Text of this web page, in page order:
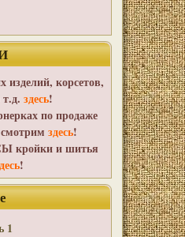
корсетов,
здесь!
по продаже
здесь!
и шитья
!
1